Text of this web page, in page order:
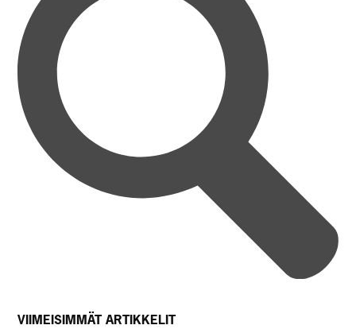
VIIMEISIMMÄT ARTIKKELIT